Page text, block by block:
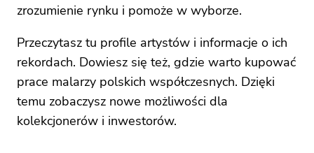
zrozumienie rynku i pomoże w wyborze.
Przeczytasz tu profile artystów i informacje o ich
rekordach. Dowiesz się też, gdzie warto kupować
prace malarzy polskich współczesnych. Dzięki
temu zobaczysz nowe możliwości dla
kolekcjonerów i inwestorów.